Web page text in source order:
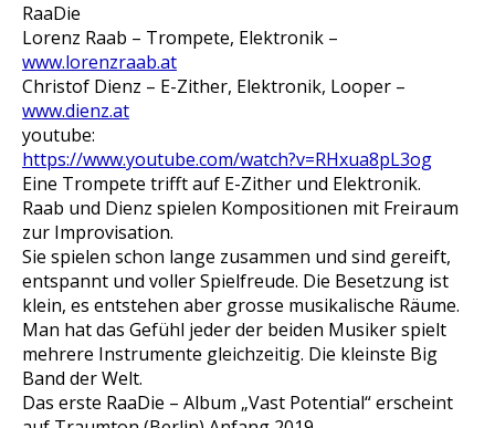
RaaDie
Lorenz Raab – Trompete, Elektronik –
www.lorenzraab.at
Christof Dienz – E-Zither, Elektronik, Looper –
www.dienz.at
youtube:
https://www.youtube.com/watch?v=RHxua8pL3og
Eine Trompete trifft auf E-Zither und Elektronik.
Raab und Dienz spielen Kompositionen mit Freiraum
zur Improvisation.
Sie spielen schon lange zusammen und sind gereift,
entspannt und voller Spielfreude. Die Besetzung ist
klein, es entstehen aber grosse musikalische Räume.
Man hat das Gefühl jeder der beiden Musiker spielt
mehrere Instrumente gleichzeitig. Die kleinste Big
Band der Welt.
Das erste RaaDie – Album „Vast Potential“ erscheint